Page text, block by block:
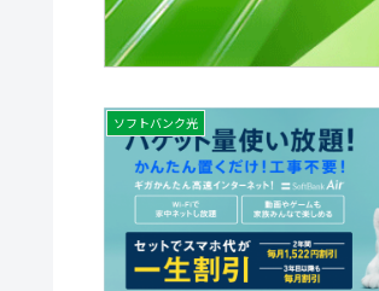
ソフトバンク光